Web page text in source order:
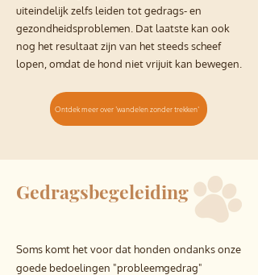
uiteindelijk zelfs leiden tot gedrags- en
gezondheidsproblemen. Dat laatste kan ook
nog het resultaat zijn van het steeds scheef
lopen, omdat de hond niet vrijuit kan bewegen.
Ontdek meer over 'wandelen zonder trekken'
Gedragsbegeleiding
Soms komt het voor dat honden ondanks onze
goede bedoelingen "probleemgedrag"